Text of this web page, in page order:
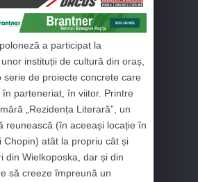
a participat la
instituții de cultură din oraș,
serie de proiecte concrete care
parteneriat, în viitor. Printre
„Rezidența Literară”, un
reunească (în aceeași locație în
Chopin) atât la propriu cât și
din Wielkoposka, dar și din
să creeze împreună un